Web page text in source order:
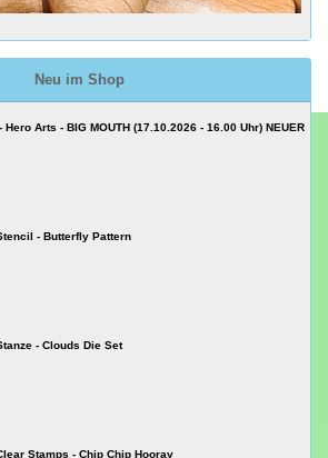
Neu im Shop
Hero Arts - BIG MOUTH (17.10.2026 - 16.00 Uhr) NEUER
- Butterfly Pattern
- Clouds Die Set
Stamps - Chip Chip Hooray